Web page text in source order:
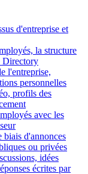
d'entreprise et
la structure
Directory
l'entreprise,
personnelles
profils des
avec les
biais d'annonces
ou privées
idées
écrites par